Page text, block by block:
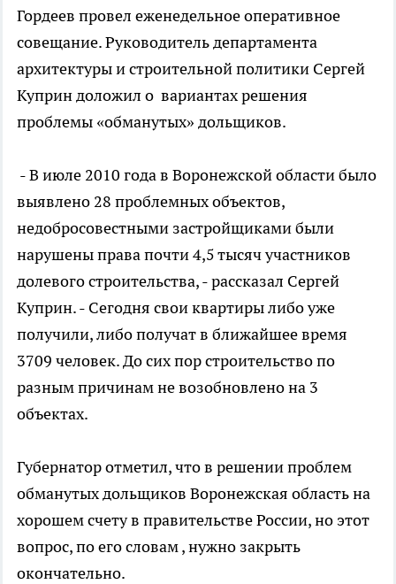
Гордеев провел еженедельное оперативное
совещание. Руководитель департамента
архитектуры и строительной политики Сергей
Куприн доложил о вариантах решения
проблемы «обманутых» дольщиков.
- В июле 2010 года в Воронежской области было
выявлено 28 проблемных объектов,
недобросовестными застройщиками были
нарушены права почти 4,5 тысяч участников
долевого строительства, - рассказал Сергей
Куприн. - Сегодня свои квартиры либо уже
получили, либо получат в ближайшее время
3709 человек. До сих пор строительство по
разным причинам не возобновлено на 3
объектах.
Губернатор отметил, что в решении проблем
обманутых дольщиков Воронежская область на
хорошем счету в правительстве России, но этот
вопрос, по его словам , нужно закрыть
окончательно.